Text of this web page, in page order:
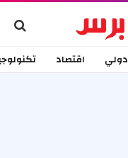
دولي اقتصاد